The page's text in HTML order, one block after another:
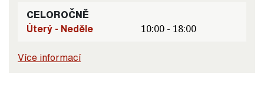
CELOROČNĚ
Úterý - Neděle
10:00 - 18:00
Více informací